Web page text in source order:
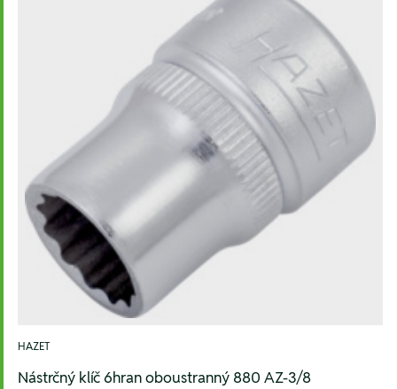
HAZET
Nástrčný klíč 6hran oboustranný 880 AZ-3/8